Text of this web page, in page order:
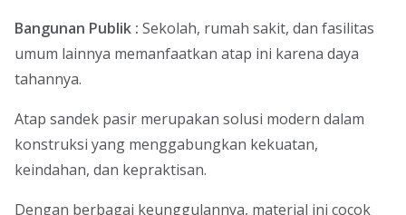
Bangunan Publik : Sekolah, rumah sakit, dan fasilitas
umum lainnya memanfaatkan atap ini karena daya
tahannya.
Atap sandek pasir merupakan solusi modern dalam
konstruksi yang menggabungkan kekuatan,
keindahan, dan kepraktisan.
Dengan berbagai keunggulannya, material ini cocok